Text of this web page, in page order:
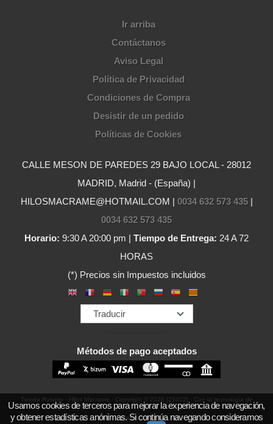
Ir arriba
Contáctanos
Aviso Legal
Política de Privacidad
Condiciones de Compra
Desistir de un pedido
Políticas de Cookies
CALLE MESON DE PAREDES 29 BAJO LOCAL - 28012
MADRID, Madrid - (España) |
HILOSMACRAME@HOTMAIL.COM | 0034 632 573 435|
0034 632 573 435
Horario: 9:30 A 20:00 pm | Tiempo de Entrega: 24 A 72
HORAS
(*) Precios sin Impuestos incluidos
Métodos de pago aceptados
Tienda Rosario - Hilos Macrame - Copyright © 2026 [29402] - Con la tecnología de
Palbin.com
Usamos cookies de terceros para mejorar la experiencia de navegación,
y obtener estadísticas anónimas. Si continúa navegando consideramos